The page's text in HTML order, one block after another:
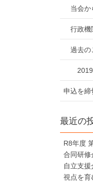
当会か
行政機
過去の
申込を締
最近の
R8年度
合同研修
自立支
視点を育